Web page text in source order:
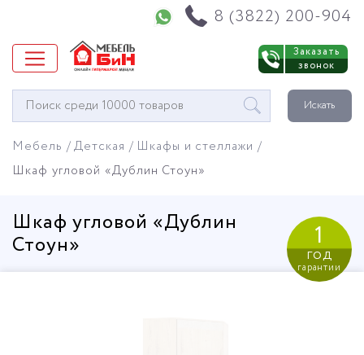
8 (3822) 200-904
Заказать
звонок
Окно
поиска
Искать
Мебель Детская
Шкафы и стеллажи
Шкаф угловой «Дублин Стоун»
Шкаф угловой «Дублин
Стоун»
1
год
гарантии